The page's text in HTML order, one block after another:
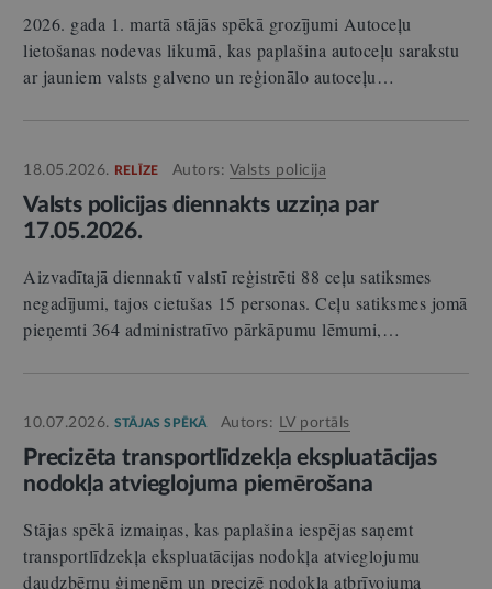
2026. gada 1. martā stājās spēkā grozījumi Autoceļu
lietošanas nodevas likumā, kas paplašina autoceļu sarakstu
ar jauniem valsts galveno un reģionālo autoceļu…
18.05.2026. RELĪZE Autors: Valsts policija
Valsts policijas diennakts uzziņa par
17.05.2026.
Aizvadītajā diennaktī valstī reģistrēti 88 ceļu satiksmes
negadījumi, tajos cietušas 15 personas. Ceļu satiksmes jomā
pieņemti 364 administratīvo pārkāpumu lēmumi,…
10.07.2026. STĀJAS SPĒKĀ Autors: LV portāls
Precizēta transportlīdzekļa ekspluatācijas
nodokļa atvieglojuma piemērošana
Stājas spēkā izmaiņas, kas paplašina iespējas saņemt
transportlīdzekļa ekspluatācijas nodokļa atvieglojumu
daudzbērnu ģimenēm un precizē nodokļa atbrīvojuma